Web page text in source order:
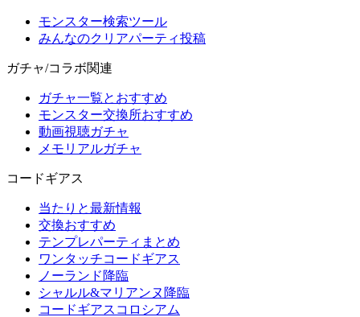
モンスター検索ツール
みんなのクリアパーティ投稿
ガチャ/コラボ関連
ガチャ一覧とおすすめ
モンスター交換所おすすめ
動画視聴ガチャ
メモリアルガチャ
コードギアス
当たりと最新情報
交換おすすめ
テンプレパーティまとめ
ワンタッチコードギアス
ノーランド降臨
シャルル&マリアンヌ降臨
コードギアスコロシアム